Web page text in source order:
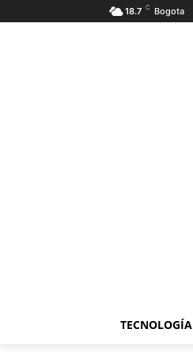
18.7 C Bogota
TECNOLOGÍA